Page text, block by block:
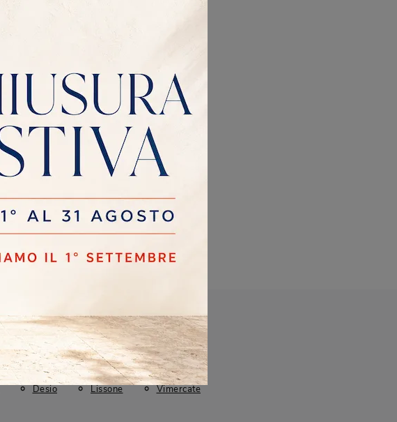
Desio Lissone Vimercate